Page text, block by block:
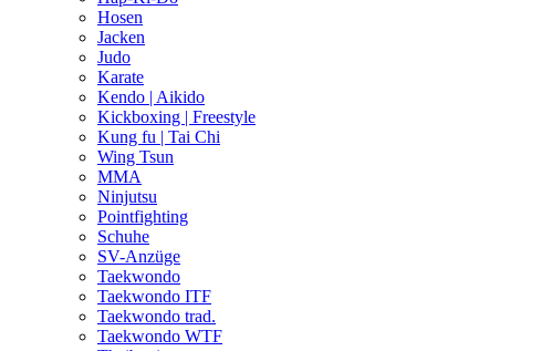
Hosen
Jacken
Judo
Karate
Kendo | Aikido
Kickboxing | Freestyle
Kung fu | Tai Chi
Wing Tsun
MMA
Ninjutsu
Pointfighting
Schuhe
SV-Anzüge
Taekwondo
Taekwondo ITF
Taekwondo trad.
Taekwondo WTF